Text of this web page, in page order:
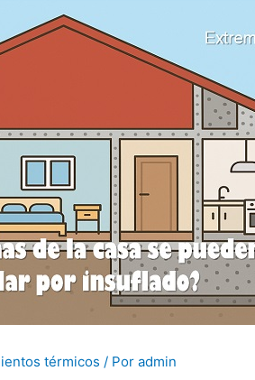
térmicos / Por admin